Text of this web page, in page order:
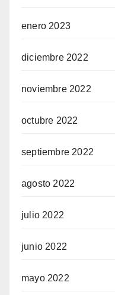
enero 2023
diciembre 2022
noviembre 2022
octubre 2022
septiembre 2022
agosto 2022
julio 2022
junio 2022
mayo 2022